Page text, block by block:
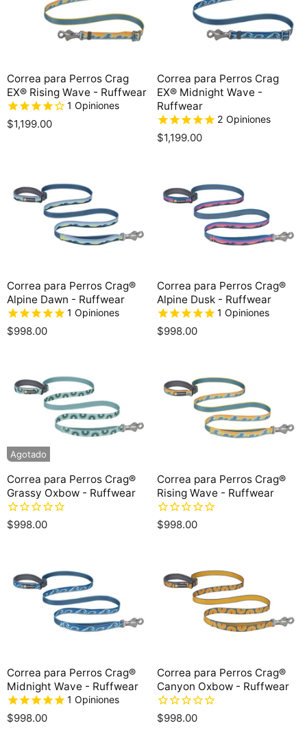
Correa para Perros Crag
EX® Rising Wave - Ruffwear
1 Opiniones
$1,199.00
Correa para Perros Crag
EX® Midnight Wave -
Ruffwear
2 Opiniones
$1,199.00
Correa para Perros Crag®
Alpine Dawn - Ruffwear
1 Opiniones
$998.00
Correa para Perros Crag®
Alpine Dusk - Ruffwear
1 Opiniones
$998.00
Agotado
Correa para Perros Crag®
Grassy Oxbow - Ruffwear
$998.00
Correa para Perros Crag®
Rising Wave - Ruffwear
$998.00
Correa para Perros Crag®
Midnight Wave - Ruffwear
1 Opiniones
$998.00
Correa para Perros Crag®
Canyon Oxbow - Ruffwear
$998.00